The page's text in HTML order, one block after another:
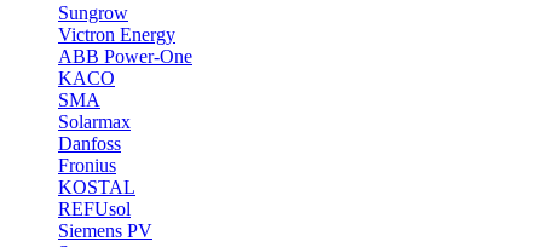
Sungrow
Victron Energy
ABB Power-One
KACO
SMA
Solarmax
Danfoss
Fronius
KOSTAL
REFUsol
Siemens PV